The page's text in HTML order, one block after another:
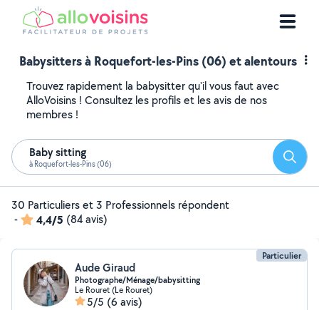
Babysitters à Roquefort-les-Pins (06) et alentours
Trouvez rapidement la babysitter qu'il vous faut avec
AlloVoisins ! Consultez les profils et les avis de nos
membres !
Baby sitting
à Roquefort-les-Pins (06)
30 Particuliers et 3 Professionnels répondent
-
4,4/5 (84 avis)
Particulier
Aude Giraud
Photographe/Ménage/babysitting
Le Rouret (Le Rouret)
5/5 (6 avis)